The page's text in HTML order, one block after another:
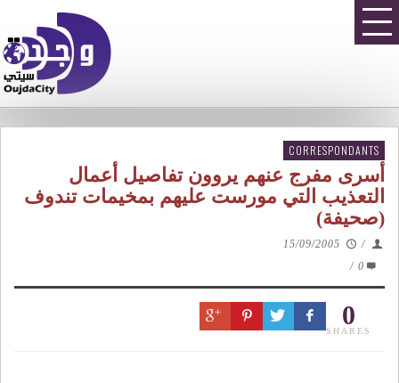
CORRESPONDANTS
أسرى مفرج عنهم يروون تفاصيل أعمال
التعذيب التي مورست عليهم بمخيمات تندوف
(صحيفة)
/
15/09/2005
0
/
0
SHARES